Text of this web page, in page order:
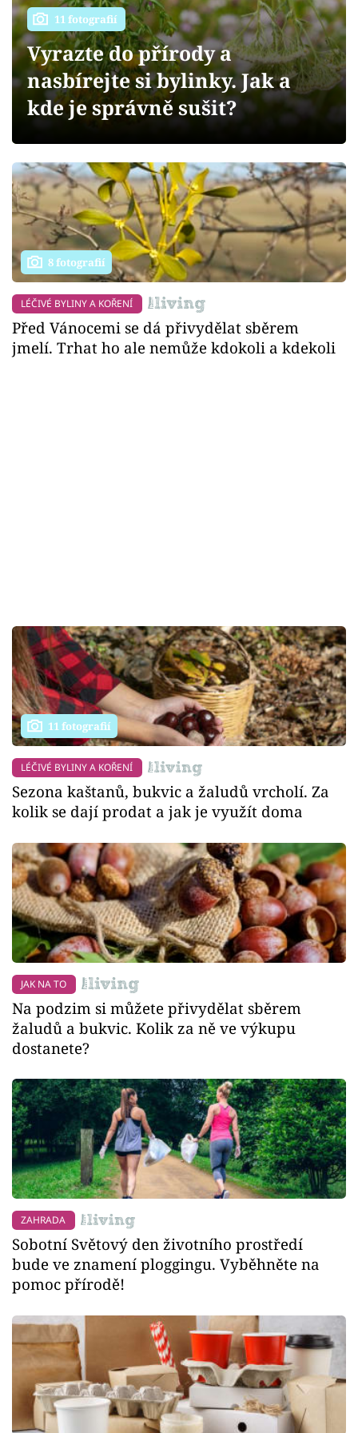
Přihlášení
Sledujte nás
11 fotografií
Vyrazte do přírody a
nasbírejte si bylinky. Jak a
kde je správně sušit?
8 fotografií
LÉČIVÉ BYLINY A KOŘENÍ
Před Vánocemi se dá přivydělat sběrem
jmelí. Trhat ho ale nemůže kdokoli a kdekoli
11 fotografií
LÉČIVÉ BYLINY A KOŘENÍ
Sezona kaštanů, bukvic a žaludů vrcholí. Za
kolik se dají prodat a jak je využít doma
JAK NA TO
Na podzim si můžete přivydělat sběrem
žaludů a bukvic. Kolik za ně ve výkupu
dostanete?
ZAHRADA
Sobotní Světový den životního prostředí
bude ve znamení ploggingu. Vyběhněte na
pomoc přírodě!